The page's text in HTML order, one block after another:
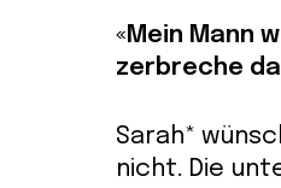
«Mein Mann
zerbreche
Sarah*
nicht. Die